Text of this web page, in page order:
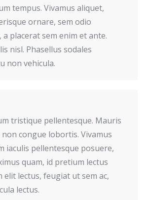
tempus. Vivamus aliquet,
ornare, sem odio
a placerat sem enim et ante.
nisl. Phasellus sodales
non vehicula.
tristique pellentesque. Mauris
congue lobortis. Vivamus
iaculis pellentesque posuere,
quam, id pretium lectus
elit lectus, feugiat ut sem ac,
lectus.